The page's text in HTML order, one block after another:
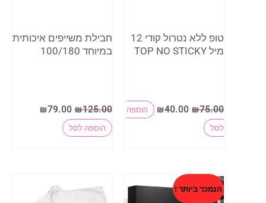
טופ ללא נטרול קודי 12
מיל TOP NO STICKY
₪75.00
המחיר
המקורי
₪40.00
המחיר
הנוכחי
הוספה
לסל
חבילת משייפים איכותית
במיוחד 100/180
₪125.00
המחיר
המקורי
היה:
₪125.00.
₪79.00
הוספה לסל
הנמכר ביותר !